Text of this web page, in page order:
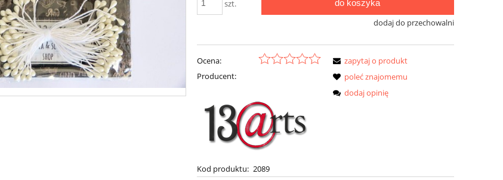
szt. do koszyka
dodaj do przechowalni
Ocena:
Producent:
Kod produktu: 2089
zapytaj o produkt
poleć znajomemu
dodaj opinię